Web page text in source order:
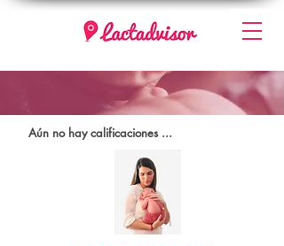
Aún no hay calificaciones ...